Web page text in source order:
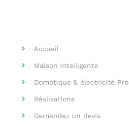
Accueil
Maison Intelligente
Domotique & électricité Pro
Réalisations
Demandez un devis